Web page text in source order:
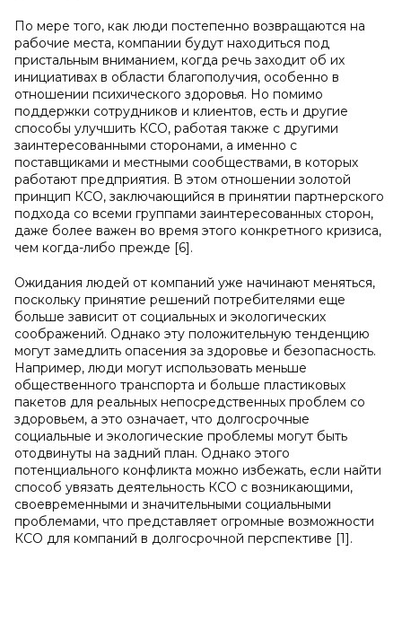
По мере того, как люди постепенно возвращаются на
рабочие места, компании будут находиться под
пристальным вниманием, когда речь заходит об их
инициативах в области благополучия, особенно в
отношении психического здоровья. Но помимо
поддержки сотрудников и клиентов, есть и другие
способы улучшить КСО, работая также с другими
заинтересованными сторонами, а именно с
поставщиками и местными сообществами, в которых
работают предприятия. В этом отношении золотой
принцип КСО, заключающийся в принятии партнерского
подхода со всеми группами заинтересованных сторон,
даже более важен во время этого конкретного кризиса,
чем когда-либо прежде [6].
Ожидания людей от компаний уже начинают меняться,
поскольку принятие решений потребителями еще
больше зависит от социальных и экологических
соображений. Однако эту положительную тенденцию
могут замедлить опасения за здоровье и безопасность.
Например, люди могут использовать меньше
общественного транспорта и больше пластиковых
пакетов для реальных непосредственных проблем со
здоровьем, а это означает, что долгосрочные
социальные и экологические проблемы могут быть
отодвинуты на задний план. Однако этого
потенциального конфликта можно избежать, если найти
способ увязать деятельность КСО с возникающими,
своевременными и значительными социальными
проблемами, что представляет огромные возможности
КСО для компаний в долгосрочной перспективе [1].